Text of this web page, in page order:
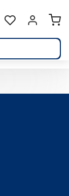
СписокВойти или